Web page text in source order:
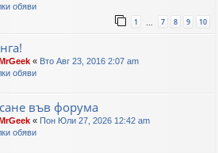
обяви
1 7 8 9 10
« Вто Авг 23, 2016 2:07 am
обяви
във форума
« Пон Юли 27, 2026 12:42 am
обяви